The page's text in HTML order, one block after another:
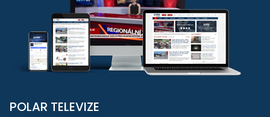
POLAR TELEVIZE